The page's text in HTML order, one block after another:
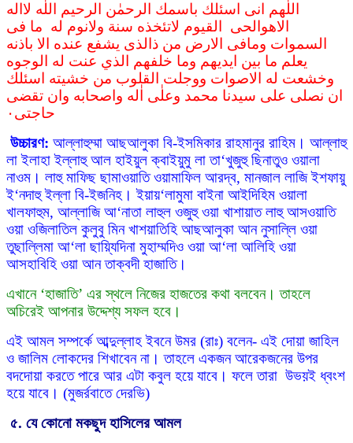
اللٰهم انی اسئلك باسمك الرحمٰن الرحيم اللٰه لااله
الاهوالحى القيوم لاتئخذه سنة ولانوم له ما فی
السموات ومافی الارض من ذالذی يشفع عنده الا باذنه
يعلم ما بين ايديهم وما خلفهم الذي عنت له الوجوه
وخشعت له الاصوات ووجلت القلوب من خشيته اسئلك
ان نصلى على سيدنا محمد وعلٰى اٰله واصحابه وان تقضى
উচ্চারণ: আল্লাহুম্মা আছআলুকা বি-ইসমিকার রাহমানুর রাহিম। আল্লাহু
লা ইলাহা ইল্লাহু আল হাইয়ুল ক্বাইয়ুমু লা তা‘খুজুহু ছিনাতুও ওয়ালা
নাওম। লাহু মাফিছ ছামাওয়াতি ওয়ামাফিল আরদ্ব, মানজাল লাজি ইশফায়ু
ই‘নদাহু ইল্লা বি-ইজনিহ। ইয়ায়‘লামুমা বাইনা আইদিহিম ওয়ালা
খালফাহুম, আল্লাজি আ‘নাতা লাহুল ওজুহু ওয়া খাশায়াত লাহু আসওয়াতি
ওয়া ওজিলাতিল কুলুবু মিন খাশয়াতিহি আছআলুকা আন নুসাল্লি ওয়া
তুছাল্লিমা আ‘লা ছায়্যিদিনা মুহাম্মদিও ওয়া আ‘লা আলিহি ওয়া
আসহাবিহি ওয়া আন তাক্বদী হাজাতি।
এখানে ‘হাজাতি’ এর স্থলে নিজের হাজতের কথা বলবেন। তাহলে
অচিরেই আপনার উদ্দেশ্য সফল হবে।
এই আমল সম্পর্কে আব্দুল্লাহ ইবনে উমর (রাঃ) বলেন- এই দোয়া জাহিল
ও জালিম লোকদের শিখাবেন না। তাহলে একজন আরেকজনের উপর
বদদোয়া করতে পারে আর এটা কবুল হয়ে যাবে। ফলে তারা উভয়ই ধ্বংশ
হয়ে যাবে। (মুজর্রবাতে দেরভি)
৫. যে কোনো মকছুদ হাসিলের আমল